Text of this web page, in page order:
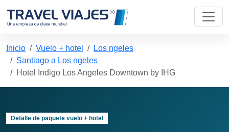
Inicio Vuelo + hotel
Los ngeles
Santiago a Los ngeles
Hotel Indigo Los Angeles Downtown by IHG
Detalle de paquete vuelo + hotel